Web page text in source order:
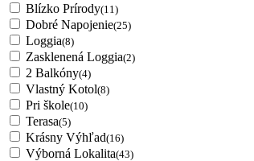
Blízko Prírody(11)
Dobré Napojenie(25)
Loggia(8)
Zasklenená Loggia(2)
2 Balkóny(4)
Vlastný Kotol(8)
Pri škole(10)
Terasa(5)
Krásny Výhľad(16)
Výborná Lokalita(43)